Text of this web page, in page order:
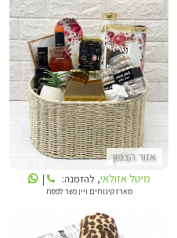
אזור הצפון
מיטל אזולאי
מיטל אזולאי, להזמנה: |
מארז קינוחים ויין כשר לפסח